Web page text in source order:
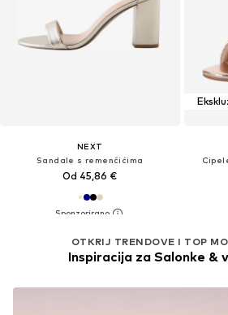
NEXT
Sandale s remenčićima
Od 45,86 €
OTKRIJ TRENDOVE I TOP
Inspiracija za Salonke &